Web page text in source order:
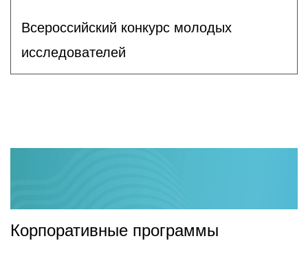
Всероссийский конкурс молодых
исследователей
Корпоративные программы